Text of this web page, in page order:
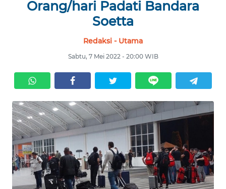
Orang/hari Padati Bandara
Soetta
Redaksi - Utama
Sabtu, 7 Mei 2022 - 20:00 WIB
TOKOH
OPINI
WAHANA
INFRASTRUKTUR
WAHANA